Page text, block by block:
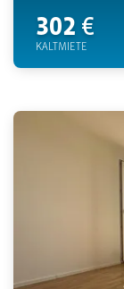
302 €
KALTMIETE